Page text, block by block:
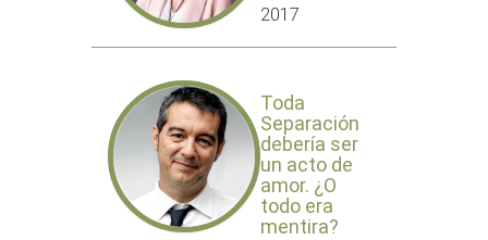
2017
Toda
Separación
debería ser
un acto de
amor. ¿O
todo era
mentira?